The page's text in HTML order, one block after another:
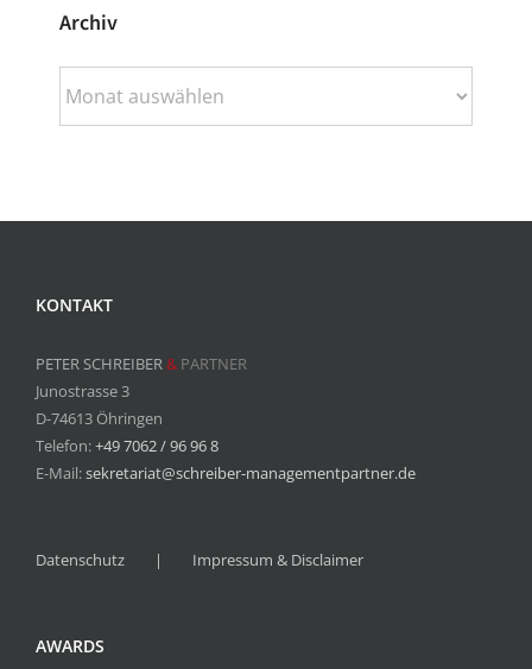
Archiv
KONTAKT
PETER SCHREIBER & PARTNER
Junostrasse 3
D-74613 Öhringen
Telefon:+49 7062 / 96 96 8
E-Mail:sekretariat@schreiber-managementpartner.de
Datenschutz Impressum & Disclaimer
AWARDS